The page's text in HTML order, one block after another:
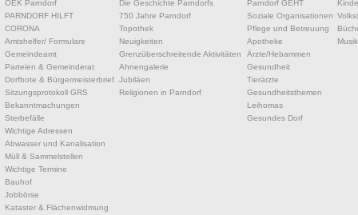
ÖEK Parndorf
PARNDORF HILFT
CORONA
Amtshelfer/ Formulare
Gemeindeamt
Parteien & Gemeinderat
Dorfbote & Bürgermeisterbrief
Sitzungsprotokoll GRS
Bekanntmachungen
Sterbefälle
Wichtige Adressen
Abwasser und Kanalisation
Müll & Sammelstellen
Wichtige Termine
Bauhof
Jobbörse
Kataster & Flächenwidmung
Die Geschichte Parndorfs
750 Jahre Parndorf
Topothek
Neuigkeiten
Grenzüberschreitende Aktivitäten
Ahnengalerie
Jubiläen
Religionen in Parndorf
Parndorf GEHT
Soziale Organisationen
Pflege und Betreuung
Apotheke
Ärzte/Hebammen
Gesundheit
Tierärzte
Gesundheitsthemen
Leihomas
Gesundes Dorf